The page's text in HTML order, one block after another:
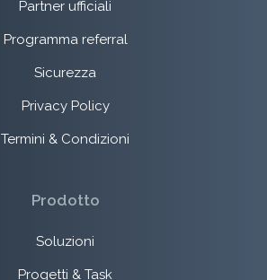
Partner ufficiali
Programma referral
Sicurezza
Privacy Policy
Termini & Condizioni
Prodotto
Soluzioni
Progetti & Task